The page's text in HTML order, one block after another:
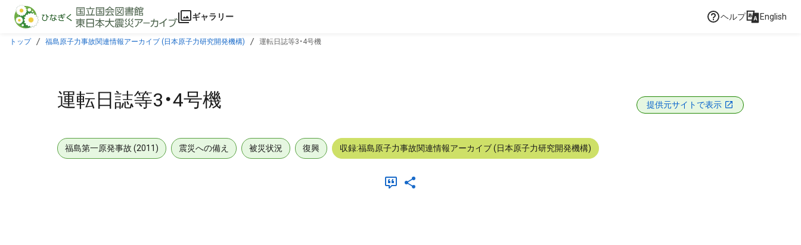
本文に飛ぶ
ギャラリー ヘルプ English
トップ 福島原子力事故関連情報アーカイブ (日本原子力研究開発機構) 運転日誌等3・4号機
運転日誌等3・4号機 提供元サイトで表示
福島第一原発事故 (2011) 震災への備え 被災状況 復興 収録:福島原子力事故関連情報アーカイブ (日本原子力研究開発機構)